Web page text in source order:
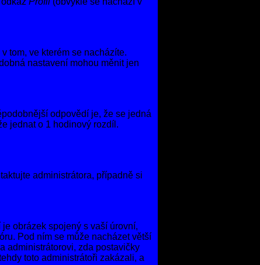
tom, ve kterém se nacházíte.
nastavení mohou měnit jen
odpovědí je, že se jedná
jednat o 1 hodinový rozdíl.
administrátora, případně si
obrázek spojený s vaší úrovní,
Pod ním se může nacházet větší
administrátorovi, zda postavičky
toto administrátoři zakázali, a